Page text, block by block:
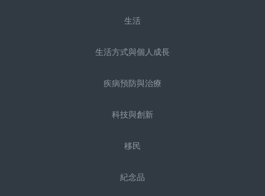
生活
生活方式與個人成長
疾病預防與治療
科技與創新
移民
紀念品